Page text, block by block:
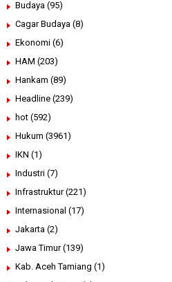
Budaya (95)
Cagar Budaya (8)
Ekonomi (6)
HAM (203)
Hankam (89)
Headline (239)
hot (592)
Hukum (3961)
IKN (1)
Industri (7)
Infrastruktur (221)
Internasional (17)
Jakarta (2)
Jawa Timur (139)
Kab. Aceh Tamiang (1)